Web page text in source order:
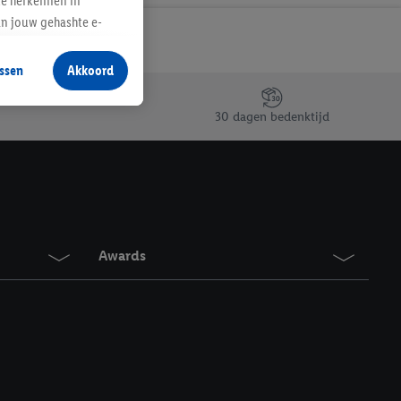
30 dagen bedenktijd
Awards
jouw gehashte e-
producten waarin je
te plaatsen
verschillende
kunnen worden
vergelijkbare
in te
Akkoord